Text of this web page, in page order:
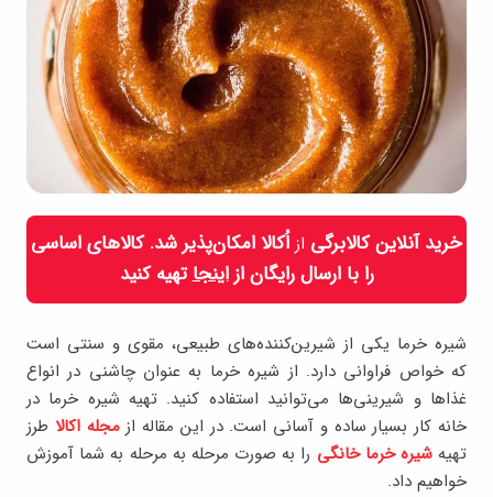
خرید آنلاین کالابرگی از اُکالا امکان‌پذیر شد. کالاهای اساسی
را با ارسال رایگان ازاینجاتهیه کنید
شیره خرما یکی از شیرین‌کننده‌های طبیعی، مقوی و سنتی است
که خواص فراوانی دارد. از شیره خرما به عنوان چاشنی در انواع
غذاها و شیرینی‌ها می‌توانید استفاده کنید. تهیه شیره خرما در
خانه کار بسیار ساده و آسانی است. در این مقاله ازمجله اکالا طرز
تهیه شیره خرما خانگی را به صورت مرحله به مرحله به شما آموزش
خواهیم داد.